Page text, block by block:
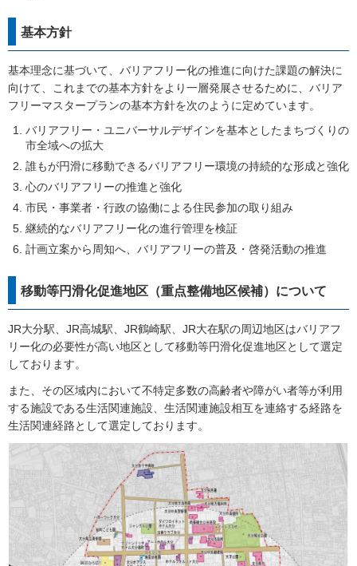
基本方針
基本理念に基づいて、バリアフリー化の推進に向けた課題の解決に
向けて、これまでの基本方針をより一層発展させるために、バリア
フリーマスタープランの基本方針を次のように定めています。
バリアフリー・ユニバーサルデザインを基本としたまちづくりの
市全域への拡大
誰もが円滑に移動できるバリアフリー環境の持続的な形成と強化
心のバリアフリーの推進と強化
市民・事業者・行政の協働による住民参加の取り組み
継続的なバリアフリー化の進行管理を検証
計画立案から周知へ、バリアフリーの普及・啓発活動の推進
移動等円滑化促進地区（重点整備地区候補）について
JR大分駅、JR高城駅、JR鶴崎駅、JR大在駅の周辺地区はバリアフ
リー化の必要性が高い地区として移動等円滑化促進地区として選定
しております。
また、その区域内において不特定多数の高齢者や障がい者等が利用
する施設である生活関連施設、生活関連施設相互を連絡する経路を
生活関連経路として選定しております。